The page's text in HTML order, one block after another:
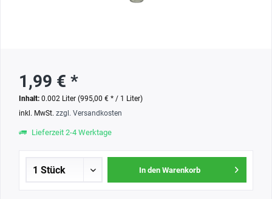
1,99 € *
Inhalt: 0.002 Liter (995,00 € * / 1 Liter)
inkl. MwSt. zzgl. Versandkosten
Lieferzeit 2-4 Werktage
In den Warenkorb